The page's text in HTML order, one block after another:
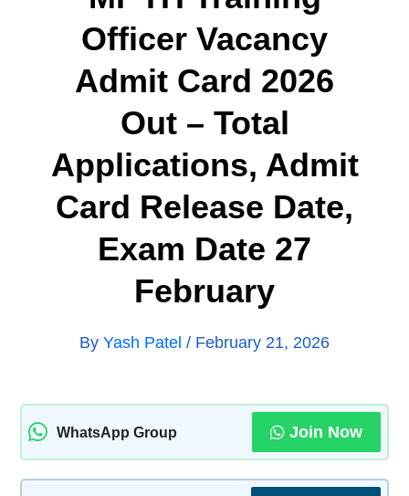
Officer Vacancy
Admit Card 2026
Out – Total
Applications, Admit
Card Release Date,
Exam Date 27
February
By Yash Patel / February 21, 2026
WhatsApp Group Join Now